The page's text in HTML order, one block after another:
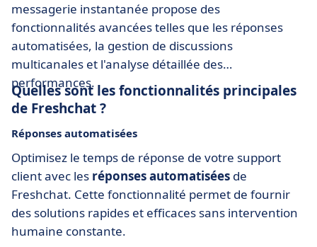
messagerie instantanée propose des
fonctionnalités avancées telles que les réponses
automatisées, la gestion de discussions
multicanales et l'analyse détaillée des
performances.
Quelles sont les fonctionnalités principales
de Freshchat ?
Réponses automatisées
Optimisez le temps de réponse de votre support
client avec les réponses automatisées de
Freshchat. Cette fonctionnalité permet de fournir
des solutions rapides et efficaces sans intervention
humaine constante.